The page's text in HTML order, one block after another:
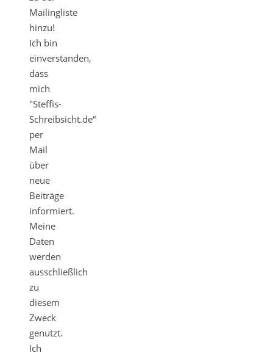
Mailingliste
hinzu!
Ich bin
einverstanden,
dass
mich
"Steffis-
Schreibsicht.de“
per
Mail
über
neue
Beiträge
informiert.
Meine
Daten
werden
ausschließlich
zu
diesem
Zweck
genutzt.
Ich